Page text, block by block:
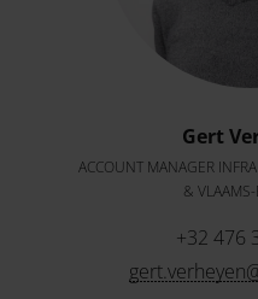
Gert
ACCOUNT MANAGER
&
+32 476